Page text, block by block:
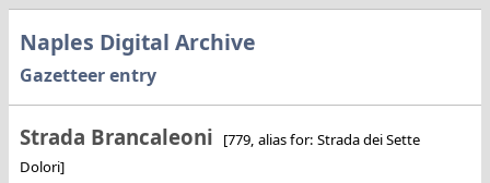
Naples Digital Archive
Gazetteer entry
Strada Brancaleoni
[779, alias for: Strada dei Sette
Dolori]